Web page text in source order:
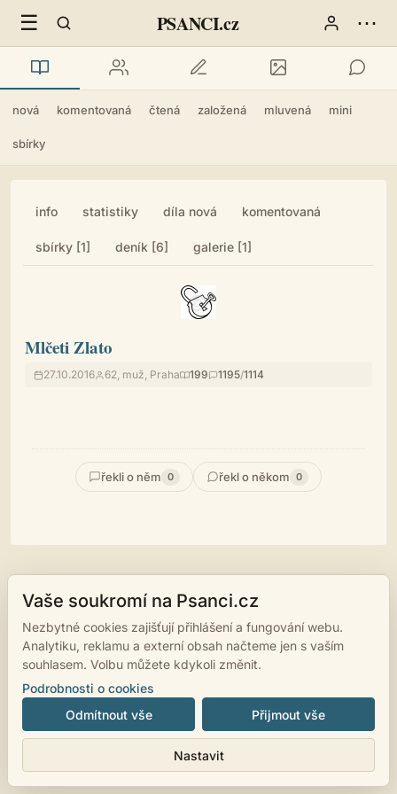
☰ PSANCI.cz ⋯
nová komentovaná čtená založená mluvená mini
sbírky
info statistiky díla nová komentovaná
sbírky [1] deník [6] galerie [1]
Mlčeti Zlato
27.10.2016 62, muž, Praha 199 1195/1114
řekli o něm 0 řekl o někom 0
© 2007 - 2026psanci.cz• Nastavení cookies•Facebook
Vaše soukromí na Psanci.cz
Nezbytné cookies zajišťují přihlášení a fungování webu.
Analytiku, reklamu a externí obsah načteme jen s vaším
souhlasem. Volbu můžete kdykoli změnit.
Podrobnosti o cookies
Odmítnout vše
Nastavit
Přijmout vše